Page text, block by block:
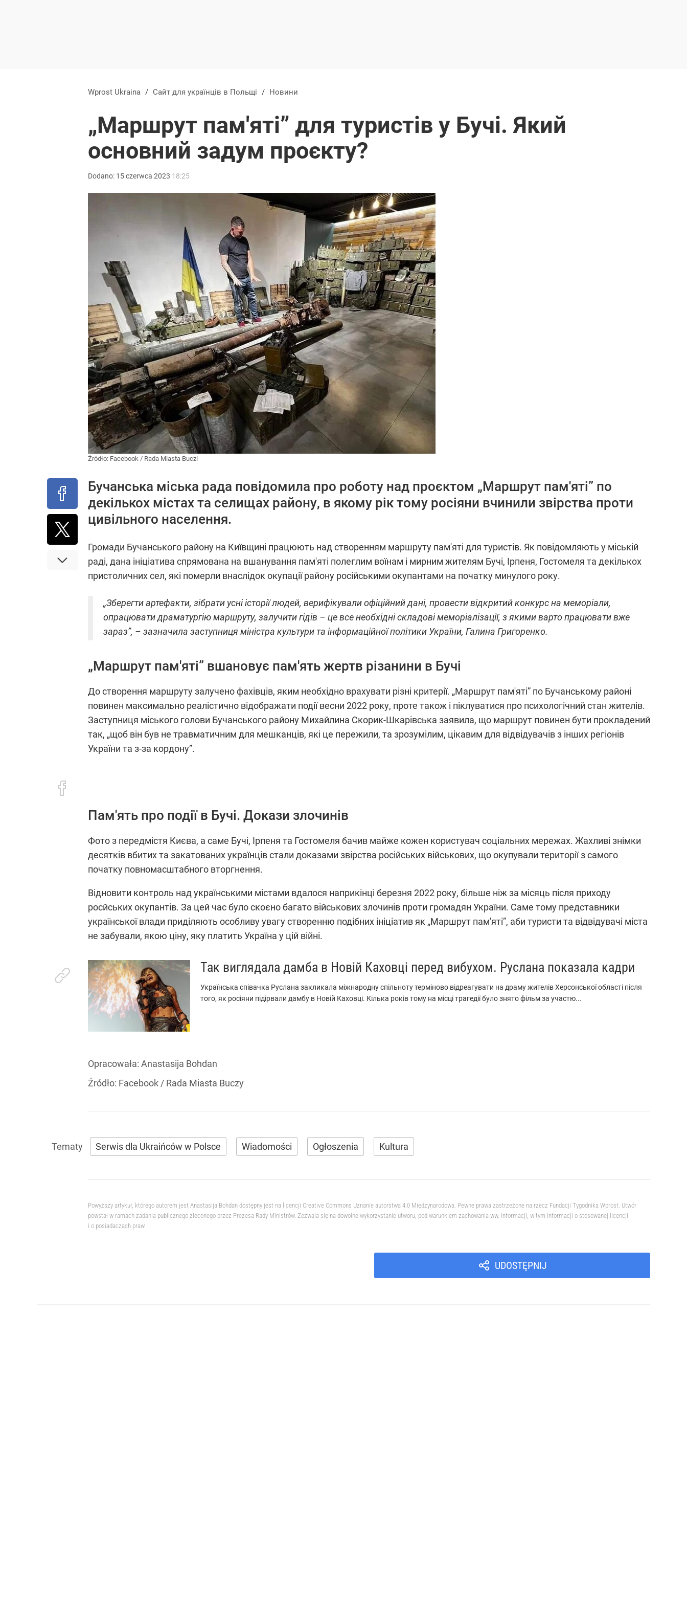
Wprost Ukraina / Сайт для українців в Польщі / Новини
„Маршрут пам'яті” для туристів у Бучі. Який
основний задум проєкту?
Dodano: 15czerwca 2023 18:25
Źródło: Facebook / Rada Miasta Buczi
Бучанська міська рада повідомила про роботу над проєктом „Маршрут пам'яті” по
декількох містах та селищах району, в якому рік тому росіяни вчинили звірства проти
цивільного населення.
Громади Бучанського району на Київщині працюють над створенням маршруту пам'яті для туристів. Як повідомляють у міській
раді, дана ініціатива спрямована на вшанування пам'яті полеглим воїнам і мирним жителям Бучі, Ірпеня, Гостомеля та декількох
пристоличних сел, які померли внаслідок окупації району російськими окупантами на початку минулого року.
„Зберегти артефакти, зібрати усні історії людей, верифікували офіційний дані, провести відкритий конкурс на меморіали,
опрацювати драматургію маршруту, залучити гідів – це все необхідні складові меморіалізації, з якими варто працювати вже
зараз”, – зазначила заступниця міністра культури та інформаційної політики України, Галина Григоренко.
„Маршрут пам'яті” вшановує пам'ять жертв різанини в Бучі
До створення маршруту залучено фахівців, яким необхідно врахувати різні критерії. „Маршрут пам'яті” по Бучанському районі
повинен максимально реалістично відображати події весни 2022 року, проте також і піклуватися про психологічний стан жителів.
Заступниця міського голови Бучанського району Михайлина Скорик-Шкарівська заявила, що маршрут повинен бути прокладений
так, „щоб він був не травматичним для мешканців, які це пережили, та зрозумілим, цікавим для відвідувачів з інших регіонів
України та з-за кордону”.
Пам'ять про події в Бучі. Докази злочинів
Фото з передмістя Києва, а саме Бучі, Ірпеня та Гостомеля бачив майже кожен користувач соціальних мережах. Жахливі знімки
десятків вбитих та закатованих українців стали доказами звірства російських військових, що окупували території з самого
початку повномасштабного вторгнення.
Відновити контроль над українськими містами вдалося наприкінці березня 2022 року, більше ніж за місяць після приходу
росйських окупантів. За цей час було скоєно багато військових злочинів проти громадян України. Саме тому представники
української влади приділяють особливу увагу створенню подібних ініціатив як „Маршрут пам'яті”, аби туристи та відвідувачі міста
не забували, якою ціну, яку платить Україна у цій війні.
Так виглядала дамба в Новій Каховці перед вибухом. Руслана показала кадри
Українська співачка Руслана закликала міжнародну спільноту терміново відреагувати на драму жителів Херсонської області після
того, як росіяни підірвали дамбу в Новій Каховці. Кілька років тому на місці трагедії було знято фільм за участю...
Opracowała: Anastasija Bohdan
Źródło: Facebook / Rada Miasta Buczy
Serwis dla Ukraińców w Polsce Wiadomości Ogłoszenia Kultura
Powyższy artykuł, którego autorem jest Anastasija Bohdan dostępny jest na licencji Creative Commons Uznanie autorstwa 4.0 Międzynarodowa. Pewne prawa zastrzeżone na rzecz Fundacji Tygodnika Wprost. Utwór
powstał w ramach zadania publicznego zleconego przez Prezesa Rady Ministrów. Zezwala się na dowolne wykorzystanie utworu, pod warunkiem zachowania ww. informacji, w tym informacji o stosowanej licencji
i o posiadaczach praw.
UDOSTĘPNIJ